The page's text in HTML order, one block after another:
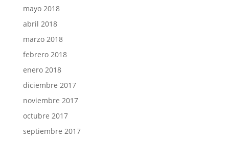
mayo 2018
abril 2018
marzo 2018
febrero 2018
enero 2018
diciembre 2017
noviembre 2017
octubre 2017
septiembre 2017